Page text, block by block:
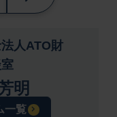
人ATO財
明
一覧